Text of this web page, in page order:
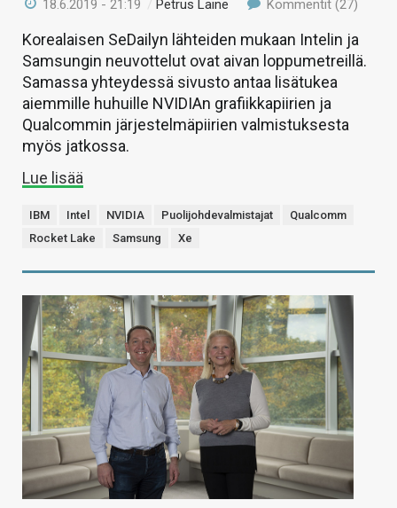
18.6.2019 - 21:19 / Petrus Laine Kommentit (27)
Korealaisen SeDailyn lähteiden mukaan Intelin ja
Samsungin neuvottelut ovat aivan loppumetreillä.
Samassa yhteydessä sivusto antaa lisätukea
aiemmille huhuille NVIDIAn grafiikkapiirien ja
Qualcommin järjestelmäpiirien valmistuksesta
myös jatkossa.
Lue lisää
IBM Intel NVIDIA Puolijohdevalmistajat
Qualcomm
Rocket Lake
Samsung Xe